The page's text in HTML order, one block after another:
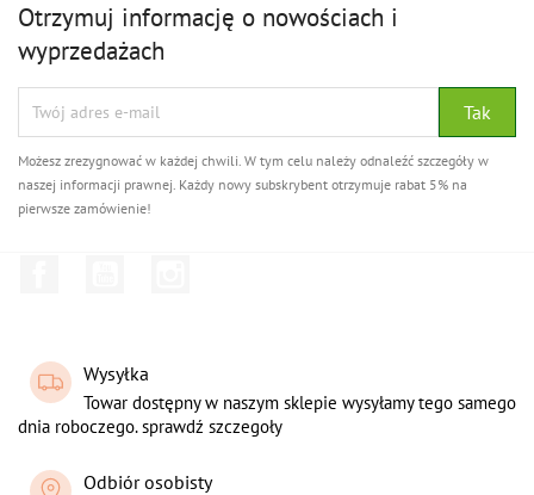
Otrzymuj informację o nowościach i
wyprzedażach
Możesz zrezygnować w każdej chwili. W tym celu należy odnaleźć szczegóły w
naszej informacji prawnej. Każdy nowy subskrybent otrzymuje rabat 5% na
pierwsze zamówienie!
Wysyłka
Towar dostępny w naszym sklepie wysyłamy tego samego
dnia roboczego. sprawdź szczegoły
Odbiór osobisty